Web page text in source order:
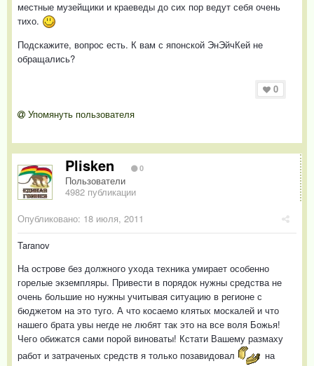
местные музейщики и краеведы до сих пор ведут себя очень
тихо.
Подскажите, вопрос есть. К вам с японской ЭнЭйчКей не
обращались?
0
Упомянуть пользователя
Plisken 0
Пользователи
4982 публикации
Опубликовано: 18 июля, 2011
Taranov
На острове без должного ухода техника умирает особенно
горелые экземпляры. Привести в порядок нужны средства не
очень большие но нужны учитывая ситуацию в регионе с
бюджетом на это туго. А что косаемо клятых москалей и что
нашего брата увы негде не любят так это на все воля Божья!
Чего обижатся сами порой виноваты! Кстати Вашему размаху
работ и затраченых средств я только позавидовал
на